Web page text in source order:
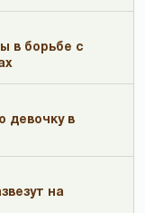
в борьбе с
девочку в
на